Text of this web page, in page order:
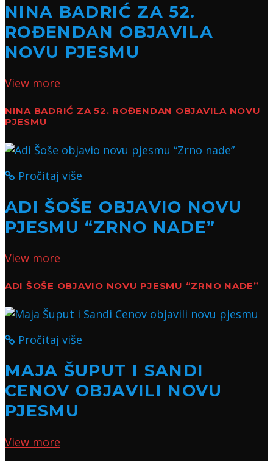
NINA BADRIĆ ZA 52.
ROĐENDAN OBJAVILA
NOVU PJESMU
View more
NINA BADRIĆ ZA 52. ROĐENDAN OBJAVILA NOVU
PJESMU
Pročitaj više
ADI ŠOŠE OBJAVIO NOVU
PJESMU “ZRNO NADE”
View more
ADI ŠOŠE OBJAVIO NOVU PJESMU “ZRNO NADE”
Pročitaj više
MAJA ŠUPUT I SANDI
CENOV OBJAVILI NOVU
PJESMU
View more